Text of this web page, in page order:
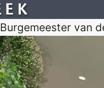
Burgemeester van